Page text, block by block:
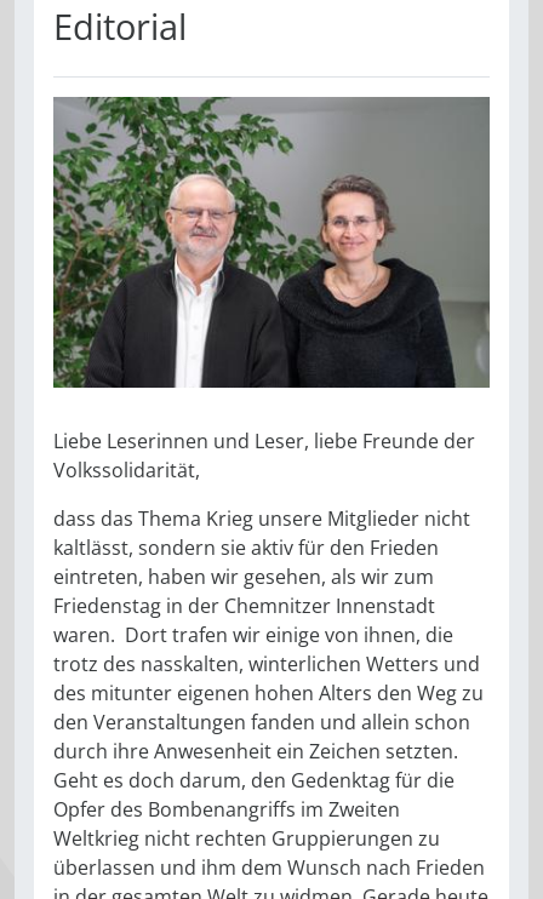
Editorial
Liebe Leserinnen und Leser, liebe Freunde der
Volkssolidarität,
dass das Thema Krieg unsere Mitglieder nicht
kaltlässt, sondern sie aktiv für den Frieden
eintreten, haben wir gesehen, als wir zum
Friedenstag in der Chemnitzer Innenstadt
waren. Dort trafen wir einige von ihnen, die
trotz des nasskalten, winterlichen Wetters und
des mitunter eigenen hohen Alters den Weg zu
den Veranstaltungen fanden und allein schon
durch ihre Anwesenheit ein Zeichen setzten.
Geht es doch darum, den Gedenktag für die
Opfer des Bombenangriffs im Zweiten
Weltkrieg nicht rechten Gruppierungen zu
überlassen und ihm dem Wunsch nach Frieden